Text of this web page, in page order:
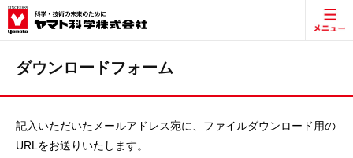
ダウンロードフォーム
記入いただいたメールアドレス宛に、ファイルダウンロード用の
URLをお送りいたします。